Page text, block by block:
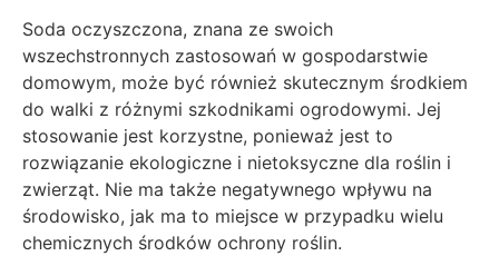
Soda oczyszczona, znana ze swoich
wszechstronnych zastosowań w gospodarstwie
domowym, może być również skutecznym środkiem
do walki z różnymi szkodnikami ogrodowymi. Jej
stosowanie jest korzystne, ponieważ jest to
rozwiązanie ekologiczne i nietoksyczne dla roślin i
zwierząt. Nie ma także negatywnego wpływu na
środowisko, jak ma to miejsce w przypadku wielu
chemicznych środków ochrony roślin.